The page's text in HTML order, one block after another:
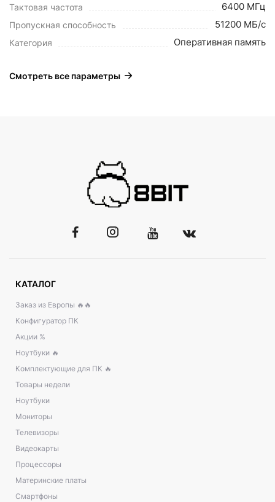
Тактовая частота 6400 МГц
Пропускная способность 51200 МБ/с
Категория Оперативная память
Смотреть все параметры
КАТАЛОГ
Заказ из Европы 🔥🔥
Конфигуратор ПК
Акции %
Ноутбуки 🔥
Комплектующие для ПК 🔥
Товары недели
Ноутбуки
Мониторы
Телевизоры
Видеокарты
Процессоры
Материнские платы
Смартфоны